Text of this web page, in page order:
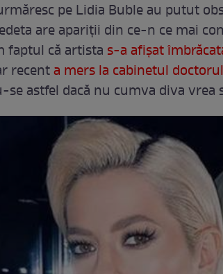
pe Lidia Buble au putut
are apariții din ce-n ce mai
faptul că artista s-a afișat
recenta mers la cabinetul
astfel dacă nu cumva diva vrea